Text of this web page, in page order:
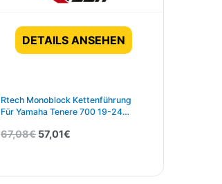
DETAILS ANSEHEN
Rtech Monoblock Kettenführung
Für Yamaha Tenere 700 19-24
67,08€ 57,01€